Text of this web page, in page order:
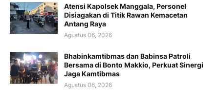
Atensi Kapolsek Manggala, Personel
Disiagakan di Titik Rawan Kemacetan
Antang Raya
Agustus 06, 2026
Bhabinkamtibmas dan Babinsa Patroli
Bersama di Bonto Makkio, Perkuat Sinergi
Jaga Kamtibmas
Agustus 06, 2026